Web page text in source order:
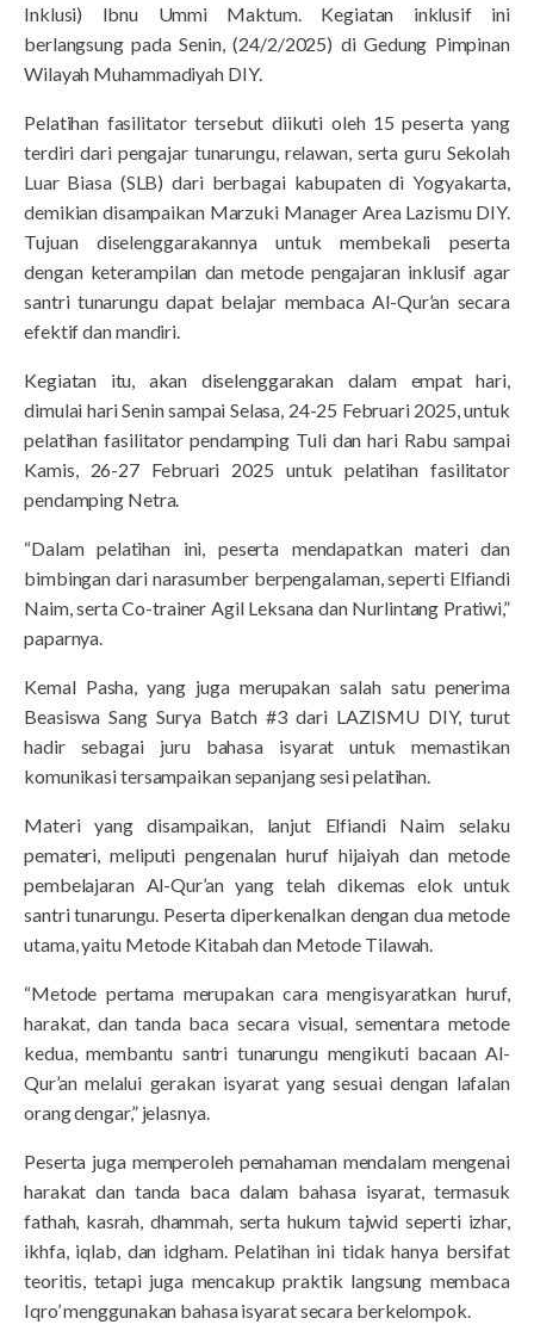
Inklusi) Ibnu Ummi Maktum. Kegiatan inklusif ini
berlangsung pada Senin, (24/2/2025) di Gedung Pimpinan
Wilayah Muhammadiyah DIY.
Pelatihan fasilitator tersebut diikuti oleh 15 peserta yang
terdiri dari pengajar tunarungu, relawan, serta guru Sekolah
Luar Biasa (SLB) dari berbagai kabupaten di Yogyakarta,
demikian disampaikan Marzuki Manager Area Lazismu DIY.
Tujuan diselenggarakannya untuk membekali peserta
dengan keterampilan dan metode pengajaran inklusif agar
santri tunarungu dapat belajar membaca Al-Qur’an secara
efektif dan mandiri.
Kegiatan itu, akan diselenggarakan dalam empat hari,
dimulai hari Senin sampai Selasa, 24-25 Februari 2025, untuk
pelatihan fasilitator pendamping Tuli dan hari Rabu sampai
Kamis, 26-27 Februari 2025 untuk pelatihan fasilitator
pendamping Netra.
“Dalam pelatihan ini, peserta mendapatkan materi dan
bimbingan dari narasumber berpengalaman, seperti Elfiandi
Naim, serta Co-trainer Agil Leksana dan Nurlintang Pratiwi,”
paparnya.
Kemal Pasha, yang juga merupakan salah satu penerima
Beasiswa Sang Surya Batch #3 dari LAZISMU DIY, turut
hadir sebagai juru bahasa isyarat untuk memastikan
komunikasi tersampaikan sepanjang sesi pelatihan.
Materi yang disampaikan, lanjut Elfiandi Naim selaku
pemateri, meliputi pengenalan huruf hijaiyah dan metode
pembelajaran Al-Qur’an yang telah dikemas elok untuk
santri tunarungu. Peserta diperkenalkan dengan dua metode
utama, yaitu Metode Kitabah dan Metode Tilawah.
“Metode pertama merupakan cara mengisyaratkan huruf,
harakat, dan tanda baca secara visual, sementara metode
kedua, membantu santri tunarungu mengikuti bacaan Al-
Qur’an melalui gerakan isyarat yang sesuai dengan lafalan
orang dengar,” jelasnya.
Peserta juga memperoleh pemahaman mendalam mengenai
harakat dan tanda baca dalam bahasa isyarat, termasuk
fathah, kasrah, dhammah, serta hukum tajwid seperti izhar,
ikhfa, iqlab, dan idgham. Pelatihan ini tidak hanya bersifat
teoritis, tetapi juga mencakup praktik langsung membaca
Iqro’ menggunakan bahasa isyarat secara berkelompok.